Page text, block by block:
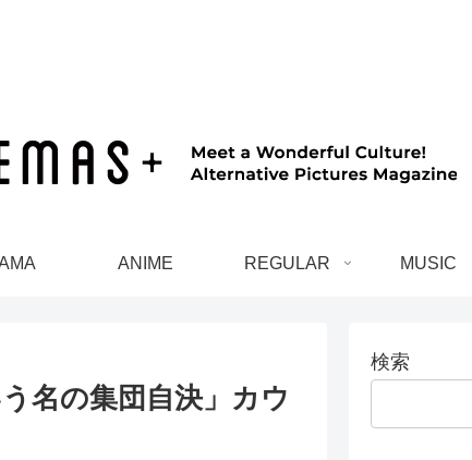
ANIME REGULAR MUSIC
名の集団自決」カウ
検索